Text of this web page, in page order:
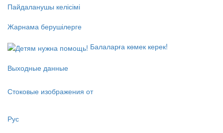
Пайдаланушы келісімі
Жарнама берушілерге
Балаларға көмек керек!
Выходные данные
Стоковые изображения от
Рус